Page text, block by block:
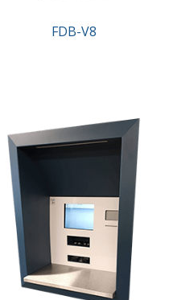
FDB-V8